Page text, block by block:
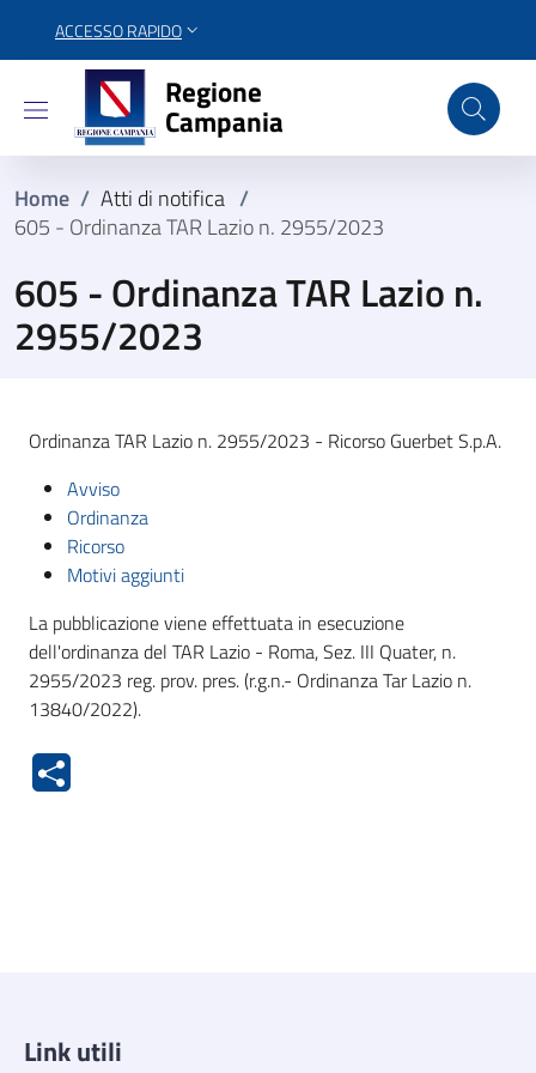
ACCESSO RAPIDO
Regione Campania
Regione
Campania
Home / Atti di notifica /
605 - Ordinanza TAR Lazio n. 2955/2023
605 - Ordinanza TAR Lazio n.
2955/2023
Ordinanza TAR Lazio n. 2955/2023 - Ricorso Guerbet S.p.A.
Avviso
Ordinanza
Ricorso
Motivi aggiunti
La pubblicazione viene effettuata in esecuzione
dell'ordinanza del TAR Lazio - Roma, Sez. III Quater, n.
2955/2023 reg. prov. pres. (r.g.n.- Ordinanza Tar Lazio n.
13840/2022).
Link utili